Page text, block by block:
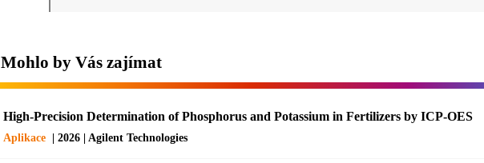
Mohlo by Vás zajímat
High-Precision Determination of Phosphorus and Potassium in Fertilizers by ICP-OES
Aplikace | 2026 | Agilent Technologies